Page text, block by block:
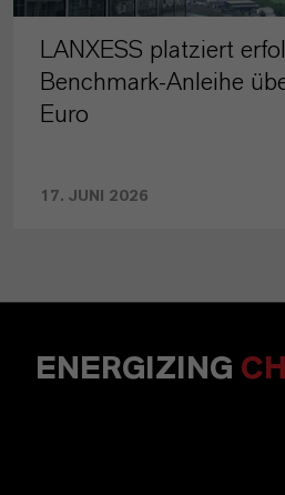
LANXESS platziert
Benchmark-Anleihe
Euro
17. JUNI 2026
ENERGIZING